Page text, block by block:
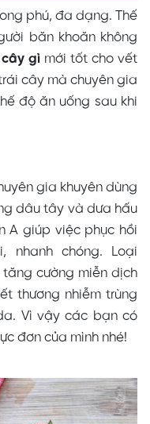
phú, đa dạng. Thế
băn khoăn không
gì mới tốt cho vết
cây mà chuyên gia
độ ăn uống sau khi
gia khuyên dùng
dâu tây và dưa hấu
A giúp việc phục hồi
nhanh chóng. Loại
cường miễn dịch
thương nhiễm trùng
Vì vậy các bạn có
đơn của mình nhé!